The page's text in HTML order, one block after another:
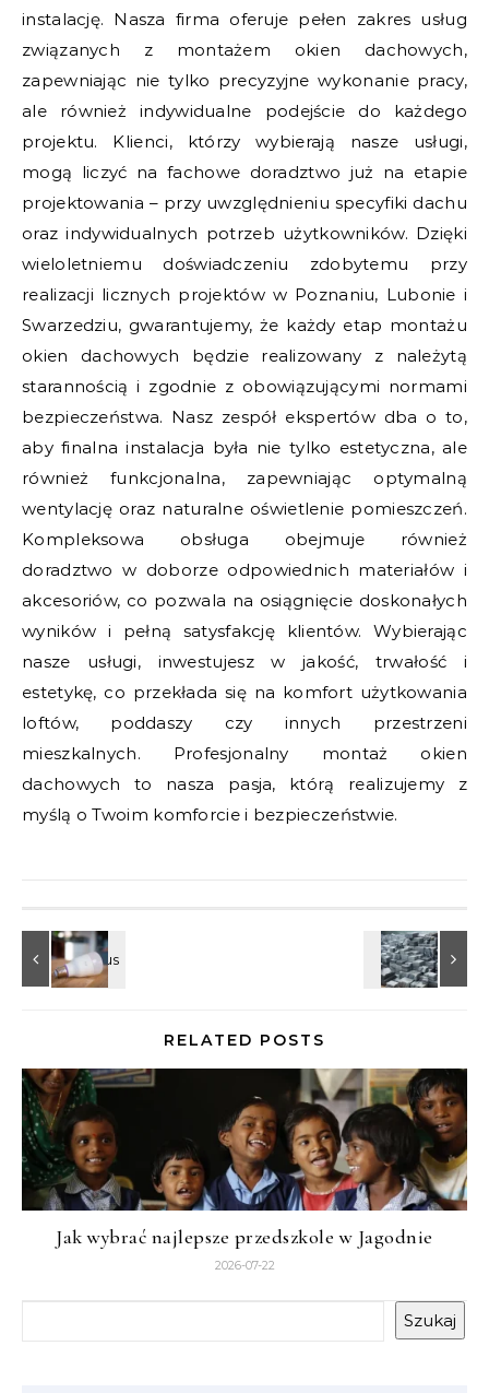
instalację. Nasza firma oferuje pełen zakres usług
związanych z montażem okien dachowych,
zapewniając nie tylko precyzyjne wykonanie pracy,
ale również indywidualne podejście do każdego
projektu. Klienci, którzy wybierają nasze usługi,
mogą liczyć na fachowe doradztwo już na etapie
projektowania – przy uwzględnieniu specyfiki dachu
oraz indywidualnych potrzeb użytkowników. Dzięki
wieloletniemu doświadczeniu zdobytemu przy
realizacji licznych projektów w Poznaniu, Lubonie i
Swarzedziu, gwarantujemy, że każdy etap montażu
okien dachowych będzie realizowany z należytą
starannością i zgodnie z obowiązującymi normami
bezpieczeństwa. Nasz zespół ekspertów dba o to,
aby finalna instalacja była nie tylko estetyczna, ale
również funkcjonalna, zapewniając optymalną
wentylację oraz naturalne oświetlenie pomieszczeń.
Kompleksowa obsługa obejmuje również
doradztwo w doborze odpowiednich materiałów i
akcesoriów, co pozwala na osiągnięcie doskonałych
wyników i pełną satysfakcję klientów. Wybierając
nasze usługi, inwestujesz w jakość, trwałość i
estetykę, co przekłada się na komfort użytkowania
loftów, poddaszy czy innych przestrzeni
mieszkalnych. Profesjonalny montaż okien
dachowych to nasza pasja, którą realizujemy z
myślą o Twoim komforcie i bezpieczeństwie.
RELATED POSTS
Jak wybrać najlepsze przedszkole w Jagodnie
2026-07-22
Szukaj